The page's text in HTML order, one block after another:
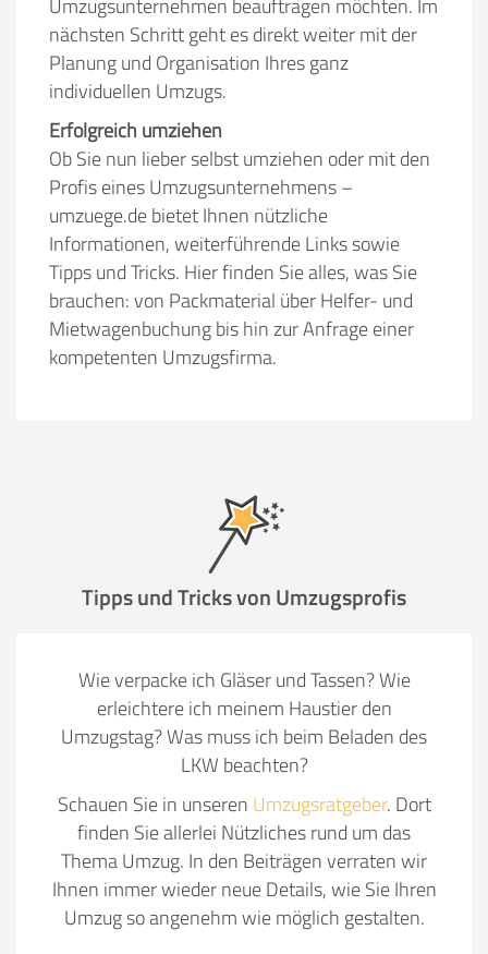
Stunden Stunden
KOSTENSCHÄTZUNG:
ICH MÖCHTE ANGEBOTE ANFORDERN
SO ERRECHNET SICH DIE KOSTENSCHÄTZUNG
Umzugsunternehmen beauftragen möchten. Im
nächsten Schritt geht es direkt weiter mit der
Planung und Organisation Ihres ganz
individuellen Umzugs.
Erfolgreich umziehen
Ob Sie nun lieber selbst umziehen oder mit den
Profis eines Umzugsunternehmens –
umzuege.de bietet Ihnen nützliche
Informationen, weiterführende Links sowie
Tipps und Tricks. Hier finden Sie alles, was Sie
brauchen: von Packmaterial über Helfer- und
Mietwagenbuchung bis hin zur Anfrage einer
kompetenten Umzugsfirma.
Tipps und Tricks von Umzugsprofis
Wie verpacke ich Gläser und Tassen? Wie
erleichtere ich meinem Haustier den
Umzugstag? Was muss ich beim Beladen des
LKW beachten?
Schauen Sie in unseren Umzugsratgeber. Dort
finden Sie allerlei Nützliches rund um das
Thema Umzug. In den Beiträgen verraten wir
Ihnen immer wieder neue Details, wie Sie Ihren
Umzug so angenehm wie möglich gestalten.